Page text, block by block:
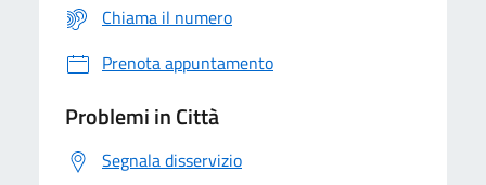
Chiama il numero
Prenota appuntamento
Problemi in Città
Segnala disservizio